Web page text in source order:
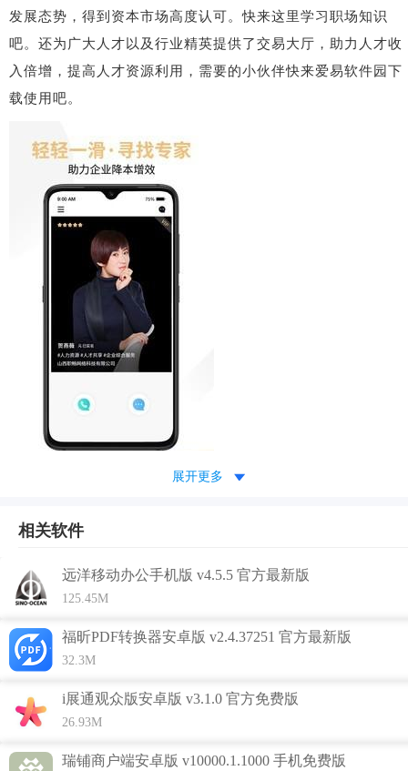
发展态势，得到资本市场高度认可。快来这里学习职场知识
吧。还为广大人才以及行业精英提供了交易大厅，助力人才收
入倍增，提高人才资源利用，需要的小伙伴快来爱易软件园下
载使用吧。
务，帮助企业降低培训成本；
2.在此条件下，“鲸英汇”APP集个人IP打造、外包诉求及知识
付费等功能模块于一体，产品首页突出个人形象照展示。
3.由于现阶段知识技能共享细分领域保持快速发展态势，得到
4.动态广场，打造个人职业影响！
业带来一站式人才资源解决方案；
展开更多
相关软件
远洋移动办公手机版 v4.5.5 官方最新版
125.45M
福昕PDF转换器安卓版 v2.4.37251 官方最新版
32.3M
i展通观众版安卓版 v3.1.0 官方免费版
26.93M
瑞铺商户端安卓版 v10000.1.1000 手机免费版